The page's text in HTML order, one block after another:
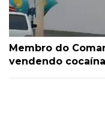
Membro do
vendendo